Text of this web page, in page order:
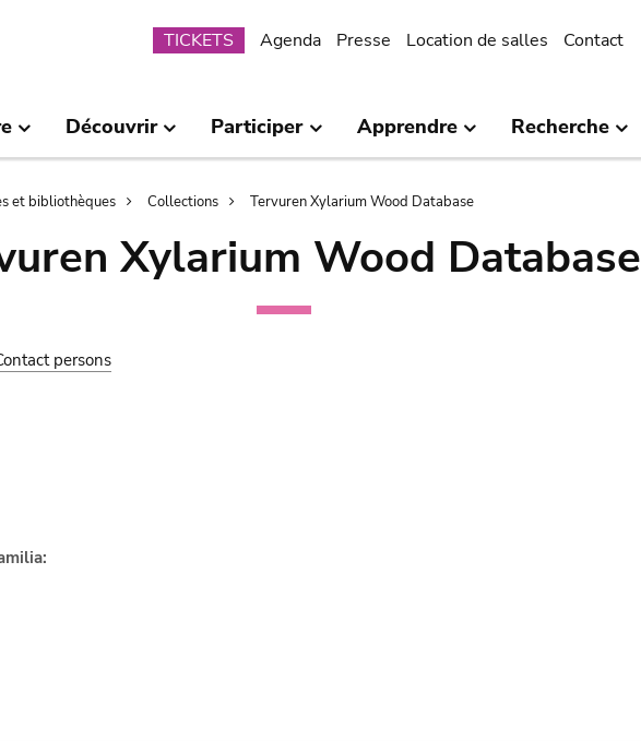
Submenu
TICKETS Agenda Presse Location de salles Contact
Découvrir Participer Apprendre Recherche
et bibliothèques Collections Tervuren Xylarium Wood Database
Xylarium Wood Database
persons